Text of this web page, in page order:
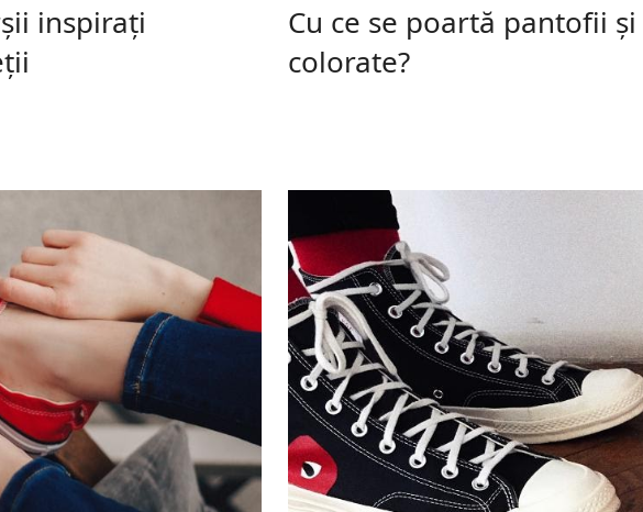
inspirați
Cu ce se poartă pantofii
colorate?